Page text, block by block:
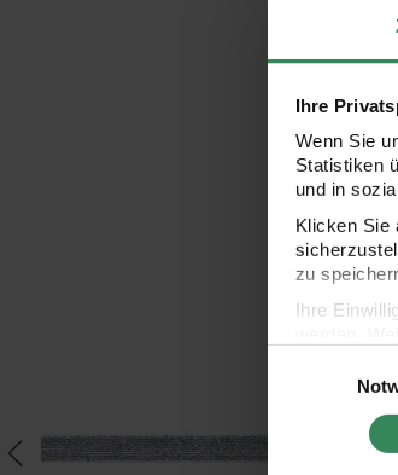
Ihre
Wenn Sie
Statistiken
und in
Klicken Sie
zu
Ihre
Impressum
Paper Poetry Glitzerband 10mm 3m